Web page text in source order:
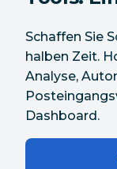
Schaffen Sie
halben Zeit.
Analyse,
Dashboard.